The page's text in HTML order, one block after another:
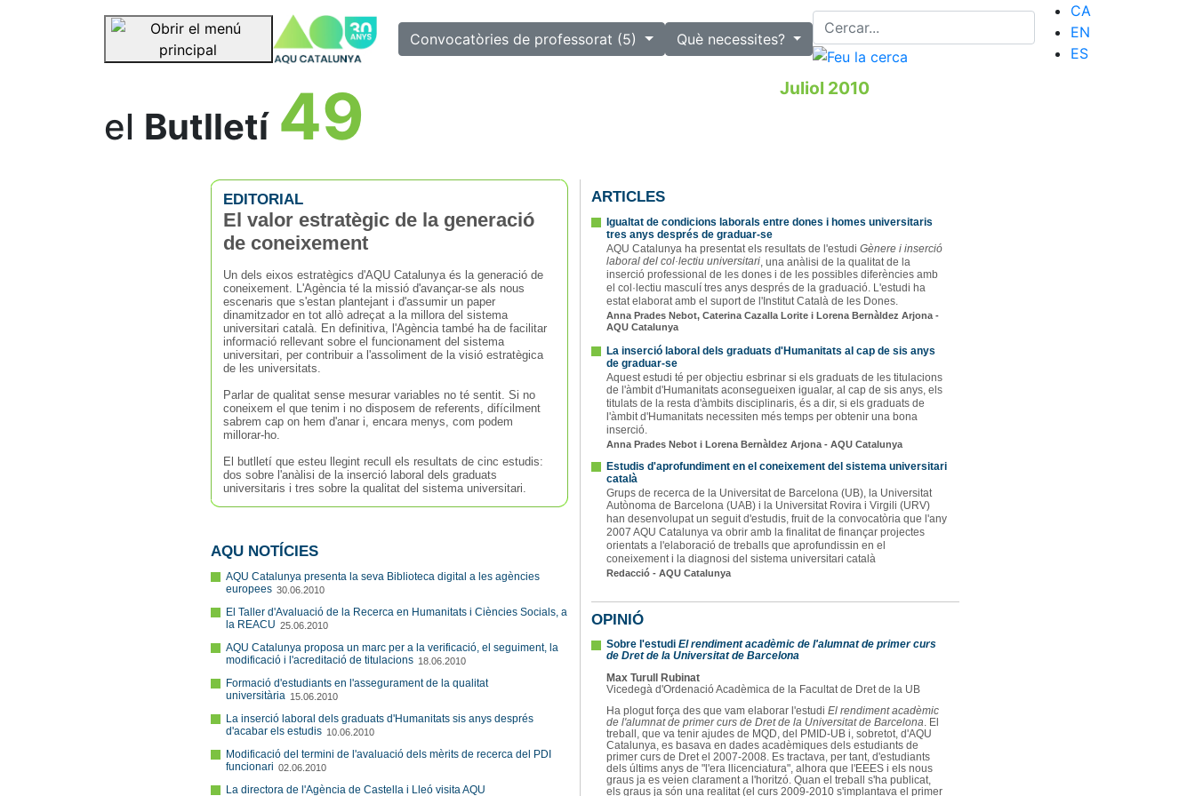
Saltar la navegació
selected
Convocatòries de professorat (5)
Què necessites?
CA
EN
ES
el Butlletí 49 Juliol 2010